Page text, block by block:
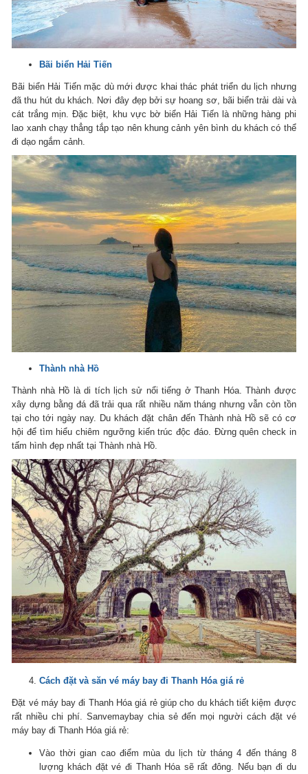
Bãi biển Hải Tiến
Bãi biển Hải Tiến mặc dù mới được khai thác phát triển du lịch nhưng
đã thu hút du khách. Nơi đây đẹp bởi sự hoang sơ, bãi biển trải dài và
cát trắng mịn. Đặc biệt, khu vực bờ biển Hải Tiến là những hàng phi
lao xanh chạy thẳng tắp tạo nên khung cảnh yên bình du khách có thể
đi dạo ngắm cảnh.
Thành nhà Hồ
Thành nhà Hồ là di tích lịch sử nổi tiếng ở Thanh Hóa. Thành được
xây dựng bằng đá đã trải qua rất nhiều năm tháng nhưng vẫn còn tồn
tại cho tới ngày nay. Du khách đặt chân đến Thành nhà Hồ sẽ có cơ
hội để tìm hiểu chiêm ngưỡng kiến trúc độc đáo. Đừng quên check in
tấm hình đẹp nhất tại Thành nhà Hồ.
Cách đặt và săn vé máy bay đi Thanh Hóa giá rẻ
Đặt vé máy bay đi Thanh Hóa giá rẻ giúp cho du khách tiết kiệm được
rất nhiều chi phí. Sanvemaybay chia sẻ đến mọi người cách đặt vé
máy bay đi Thanh Hóa giá rẻ:
Vào thời gian cao điểm mùa du lịch từ tháng 4 đến tháng 8
lượng khách đặt vé đi Thanh Hóa sẽ rất đông. Nếu bạn đi du